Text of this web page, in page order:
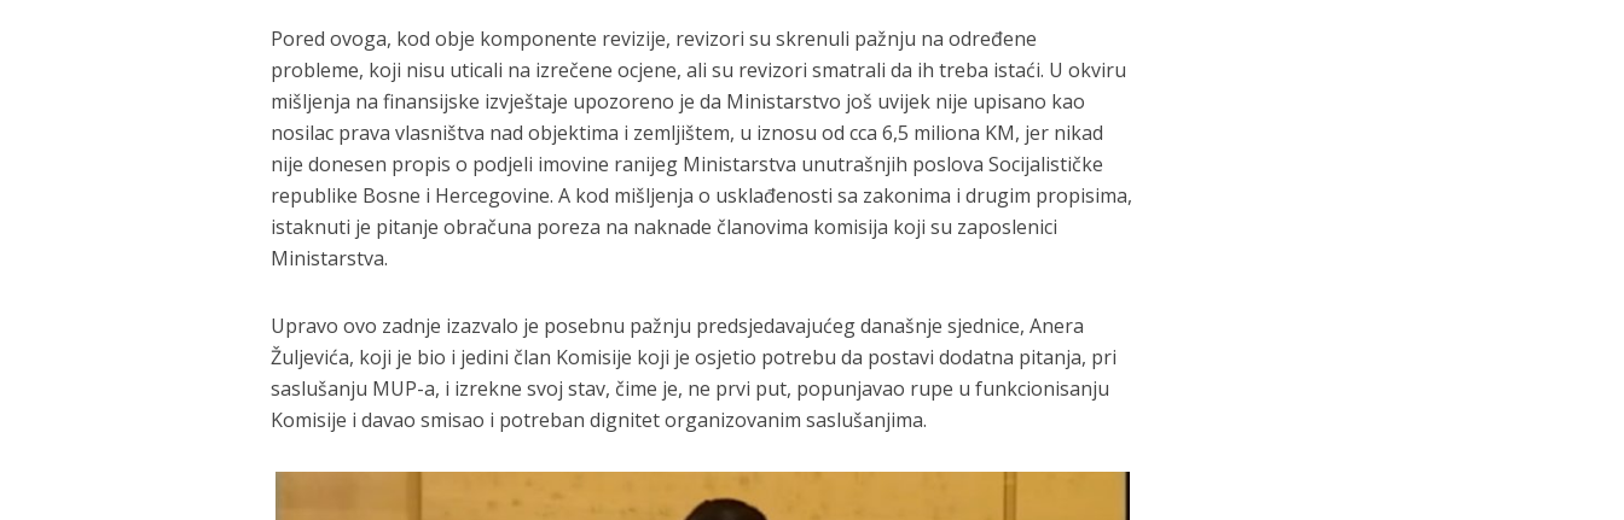
Pored ovoga, kod obje komponente revizije, revizori su skrenuli pažnju na određene
probleme, koji nisu uticali na izrečene ocjene, ali su revizori smatrali da ih treba istaći. U okviru
mišljenja na finansijske izvještaje upozoreno je da Ministarstvo još uvijek nije upisano kao
nosilac prava vlasništva nad objektima i zemljištem, u iznosu od cca 6,5 miliona KM, jer nikad
nije donesen propis o podjeli imovine ranijeg Ministarstva unutrašnjih poslova Socijalističke
republike Bosne i Hercegovine. A kod mišljenja o usklađenosti sa zakonima i drugim propisima,
istaknuti je pitanje obračuna poreza na naknade članovima komisija koji su zaposlenici
Ministarstva.
Upravo ovo zadnje izazvalo je posebnu pažnju predsjedavajućeg današnje sjednice, Anera
Žuljevića, koji je bio i jedini član Komisije koji je osjetio potrebu da postavi dodatna pitanja, pri
saslušanju MUP-a, i izrekne svoj stav, čime je, ne prvi put, popunjavao rupe u funkcionisanju
Komisije i davao smisao i potreban dignitet organizovanim saslušanjima.